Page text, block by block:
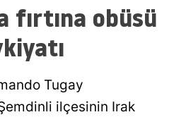
Ağrı
Amasya
Ankara
Antalya
fırtına obüsü
Tugay
ilçesinin Irak